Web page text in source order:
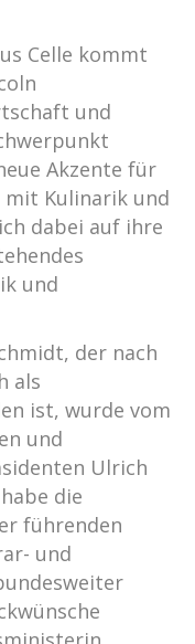
Celle kommt
und
Akzente für
Kulinarik und
dabei auf ihre
und
der nach
als
ist, wurde vom
und
Ulrich
die
führenden
und